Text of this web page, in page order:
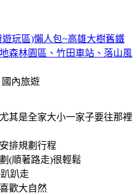
玩區)懶人包~高雄大樹舊鐵
森林園區、竹田車站、落山風
國內旅遊
其是全家大小一家子要往那裡
排規劃行程
(順著路走)很輕鬆
趴走
歡大自然